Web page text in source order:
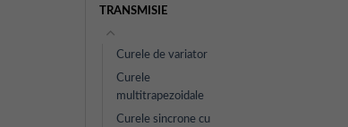
TRANSMISIE
Curele de variator
Curele
multitrapezoidale
Curele sincrone cu